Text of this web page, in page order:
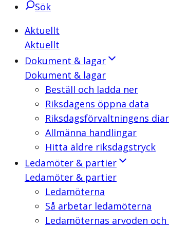
Sök
Aktuellt
Aktuellt
Dokument & lagar
Dokument & lagar
Beställ och ladda ner
Riksdagens öppna data
Riksdagsförvaltningens
Allmänna handlingar
Hitta äldre riksdagstryck
Ledamöter & partier
Ledamöter & partier
Ledamöterna
Så arbetar ledamöterna
Ledamöternas arvoden